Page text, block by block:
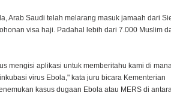
Arab Saudi telah melarang masuk jamaah dari
visa haji. Padahal lebih dari 7.000 Muslim
mengisi aplikasi untuk memberitahu kami di
virus Ebola," kata juru bicara Kementerian
kasus dugaan Ebola atau MERS di